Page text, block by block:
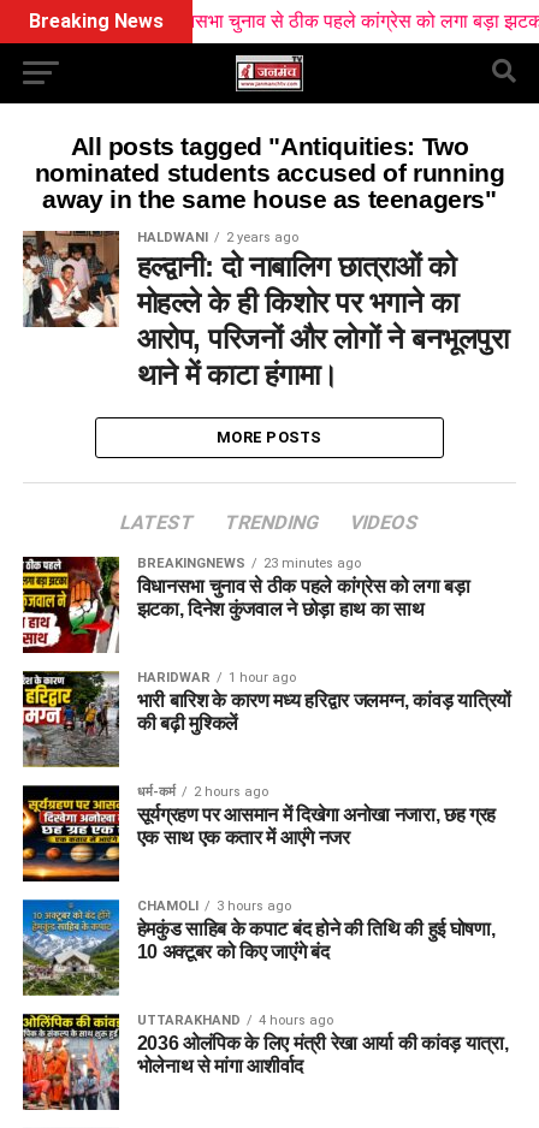
Breaking Newsविधानसभा चुनाव से ठीक पहले कांग्रेस को लगा बड़ा झटका,
All posts tagged "Antiquities: Two
nominated students accused of running
away in the same house as teenagers"
HALDWANI 2 years ago
हल्द्वानी: दो नाबालिग छात्राओं को
मोहल्ले के ही किशोर पर भगाने का
आरोप, परिजनों और लोगों ने बनभूलपुरा
थाने में काटा हंगामा।
MORE POSTS
LATEST TRENDING VIDEOS
BREAKINGNEWS 23 minutes ago
विधानसभा चुनाव से ठीक पहले कांग्रेस को लगा बड़ा
झटका, दिनेश कुंजवाल ने छोड़ा हाथ का साथ
HARIDWAR 1 hour ago
भारी बारिश के कारण मध्य हरिद्वार जलमग्न, कांवड़ यात्रियों
की बढ़ी मुश्किलें
धर्म-कर्म 2 hours ago
सूर्यग्रहण पर आसमान में दिखेगा अनोखा नजारा, छह ग्रह
एक साथ एक कतार में आएंगे नजर
CHAMOLI 3 hours ago
हेमकुंड साहिब के कपाट बंद होने की तिथि की हुई घोषणा,
10 अक्टूबर को किए जाएंंगे बंद
UTTARAKHAND 4 hours ago
2036 ओलंपिक के लिए मंत्री रेखा आर्या की कांवड़ यात्रा,
भोलेनाथ से मांगा आशीर्वाद